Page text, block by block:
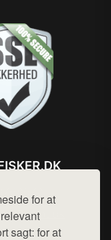
for at
sagt: for at
hej@want.dk